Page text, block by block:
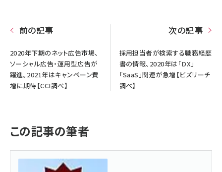
前の記事
2020年下期のネット広告市場、
ソーシャル広告・運用型広告が
躍進。2021年はキャンペーン費
増に期待【CCI調べ】
次の記事
採用担当者が検索する職務経歴
書の情報、2020年は「DX」
「SaaS」関連が急増【ビズリーチ
調べ】
この記事の筆者